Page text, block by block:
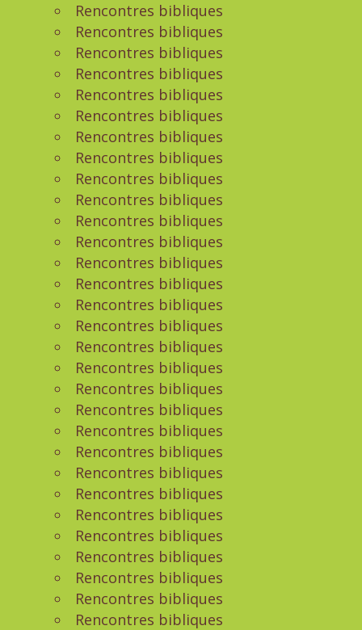
Rencontres bibliques
Rencontres bibliques
Rencontres bibliques
Rencontres bibliques
Rencontres bibliques
Rencontres bibliques
Rencontres bibliques
Rencontres bibliques
Rencontres bibliques
Rencontres bibliques
Rencontres bibliques
Rencontres bibliques
Rencontres bibliques
Rencontres bibliques
Rencontres bibliques
Rencontres bibliques
Rencontres bibliques
Rencontres bibliques
Rencontres bibliques
Rencontres bibliques
Rencontres bibliques
Rencontres bibliques
Rencontres bibliques
Rencontres bibliques
Rencontres bibliques
Rencontres bibliques
Rencontres bibliques
Rencontres bibliques
Rencontres bibliques
Rencontres bibliques